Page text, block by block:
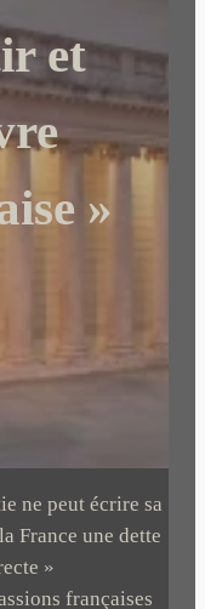
et
»
ne peut écrire sa
France une dette
»
françaises